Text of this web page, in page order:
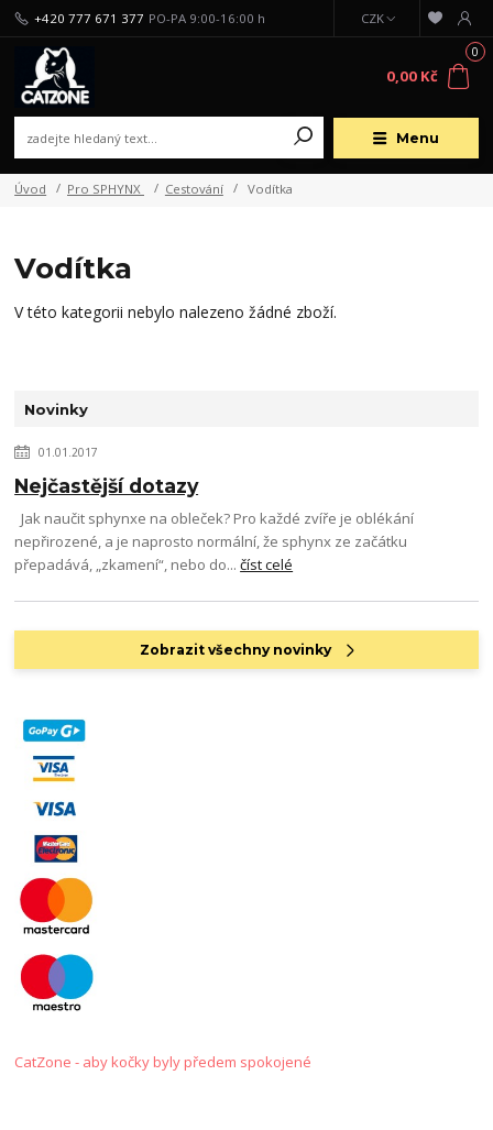
Menu
CZK
+420 777 671 377 PO-PA 9:00-16:00 h
0
0,00 Kč
Úvod Pro SPHYNX Cestování Vodítka
Vodítka
V této kategorii nebylo nalezeno žádné zboží.
Novinky
01.01.2017
Nejčastější dotazy
Jak naučit sphynxe na obleček? Pro každé zvíře je oblékání
nepřirozené, a je naprosto normální, že sphynx ze začátku
přepadává, „zkamení“, nebo do...číst celé
Zobrazit všechny novinky
CatZone - aby kočky byly předem spokojené